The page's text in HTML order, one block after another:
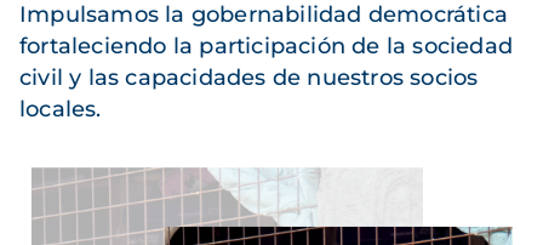
Impulsamos la gobernabilidad democrática
fortaleciendo la participación de la sociedad
civil y las capacidades de nuestros socios
locales.